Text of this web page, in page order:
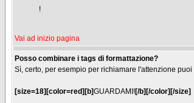
!
Vai ad inizio pagina
Posso combinare i tags di formattazione?
Sì, certo, per esempio per richiamare l'attenzione puoi
[size=18][color=red][b]GUARDAMI![/b][/color][/size]